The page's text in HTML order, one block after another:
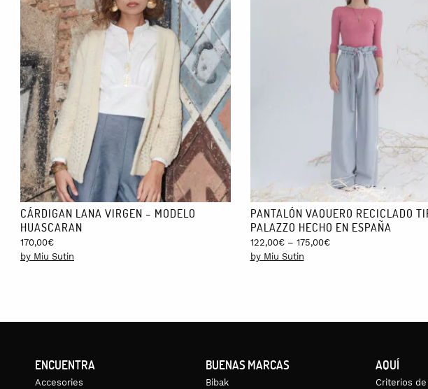
ENVÍOS:
Los envíos están incluidos en España y tienen un coste de 10 euros en la UE. El pedido
pedido.
CÁRDIGAN LANA VIRGEN – MODELO
HUASCARAN
170,00€
by Miu Sutin
PANTALÓN VAQUERO RECICLADO
PALAZZO HECHO EN ESPAÑA
122,00€ – 175,00€Price
by Miu Sutin
ENCUENTRA
Accesories
BUENAS MARCAS
Bibak
AQUÍ
Criterios